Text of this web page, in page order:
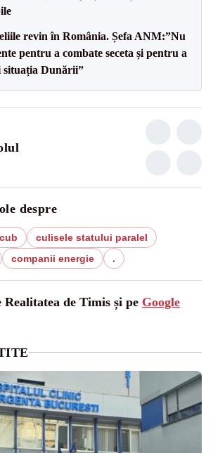
revin în România. Șefa ANM:”Nu
pentru a combate seceta și pentru a
situația Dunării”
despre
cub
culisele statului paralel
companii energie .
de Timis și pe Google